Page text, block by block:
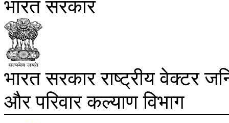
भारत सरकार राष्ट्रीय वेक्टर
और परिवार कल्‍याण विभाग